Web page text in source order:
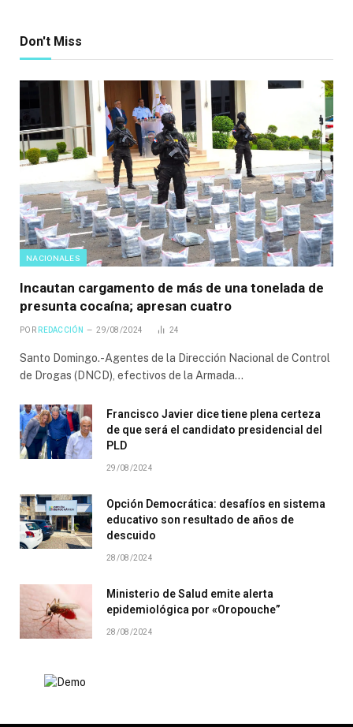
Don't Miss
NACIONALES
Incautan cargamento de más de una tonelada de
presunta cocaína; apresan cuatro
POR REDACCIÓN 29/08/2024 24
Santo Domingo.-Agentes de la Dirección Nacional de Control
de Drogas (DNCD), efectivos de la Armada…
Francisco Javier dice tiene plena certeza
de que será el candidato presidencial del
PLD
29/08/2024
Opción Democrática: desafíos en sistema
educativo son resultado de años de
descuido
28/08/2024
Ministerio de Salud emite alerta
epidemiológica por «Oropouche”
28/08/2024